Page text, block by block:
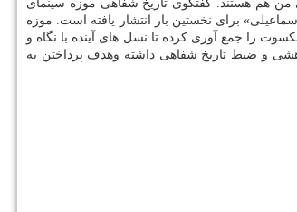
هم هستند. گفتگوی تاریخ شفاهی موزه سینمای
برای نخستین بار انتشار یافته است. موزه
را جمع آوری کرده تا نسل های آینده با نگاه و
و ضبط تاریخ شفاهی داشته وهدف پرداختن به